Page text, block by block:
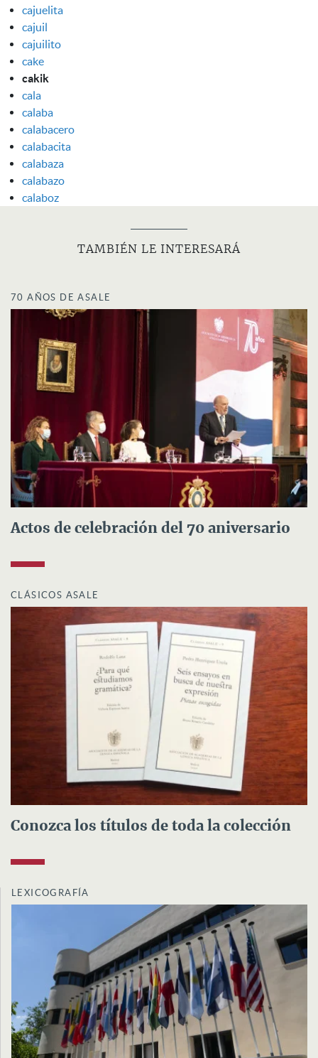
cajuelita
cajuil
cajuilito
cake
cakik
cala
calaba
calabacero
calabacita
calabaza
calabazo
calaboz
TAMBIÉN LE INTERESARÁ
70 AÑOS DE ASALE
Actos de celebración del 70 aniversario
CLÁSICOS ASALE
Conozca los títulos de toda la colección
LEXICOGRAFÍA